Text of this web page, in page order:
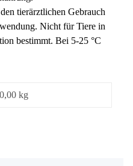
tierärztlichen Gebrauch
Nicht für Tiere in
bestimmt. Bei 5-25 °C
kg